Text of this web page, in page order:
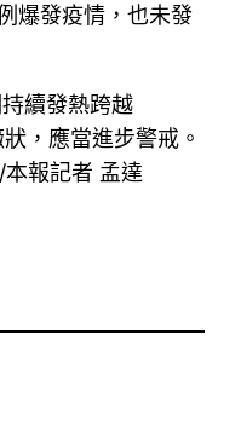
爆發疫情，也未發
續發熱跨越
，應當進步警戒。
報記者 孟達